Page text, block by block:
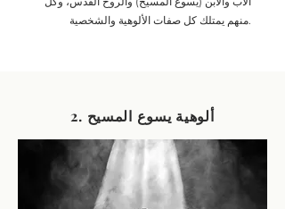
منهم يمتلك كل صفات الألوهية والشخصية.
2. ألوهية يسوع المسيح